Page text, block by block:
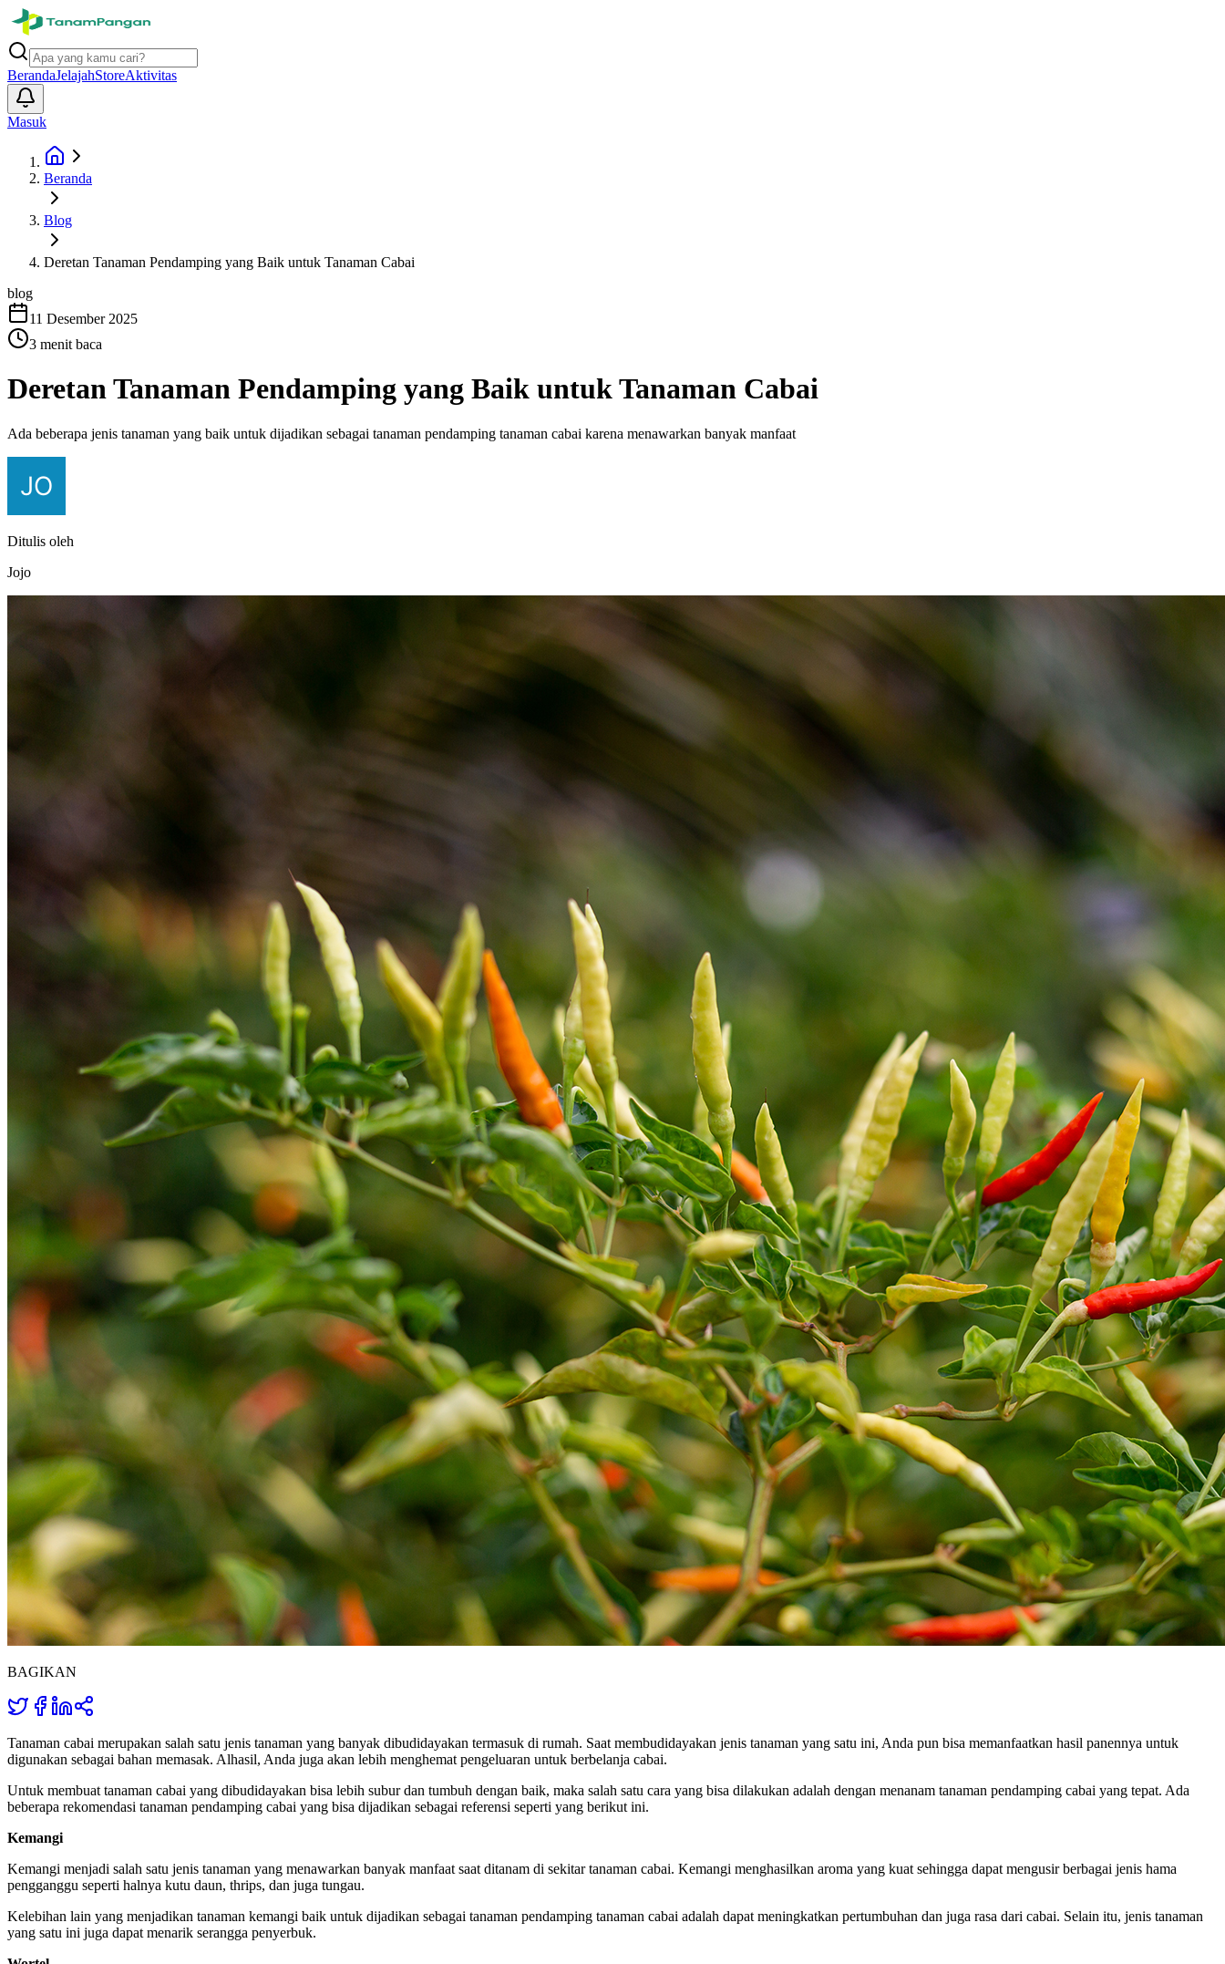
BerandaJelajahStoreAktivitas
Masuk
Beranda
Blog
Deretan Tanaman Pendamping yang Baik untuk Tanaman Cabai
blog
11 Desember 2025
3 menit baca
Deretan Tanaman Pendamping yang Baik untuk Tanaman Cabai
Ada beberapa jenis tanaman yang baik untuk dijadikan sebagai tanaman pendamping tanaman cabai karena menawarkan banyak manfaat
Ditulis oleh
Jojo
BAGIKAN
Tanaman cabai merupakan salah satu jenis tanaman yang banyak dibudidayakan termasuk di rumah. Saat membudidayakan jenis tanaman yang satu ini, Anda pun bisa memanfaatkan hasil panennya untuk
digunakan sebagai bahan memasak. Alhasil, Anda juga akan lebih menghemat pengeluaran untuk berbelanja cabai.
Untuk membuat tanaman cabai yang dibudidayakan bisa lebih subur dan tumbuh dengan baik, maka salah satu cara yang bisa dilakukan adalah dengan menanam tanaman pendamping cabai yang tepat. Ada
beberapa rekomendasi tanaman pendamping cabai yang bisa dijadikan sebagai referensi seperti yang berikut ini.
Kemangi
Kemangi menjadi salah satu jenis tanaman yang menawarkan banyak manfaat saat ditanam di sekitar tanaman cabai. Kemangi menghasilkan aroma yang kuat sehingga dapat mengusir berbagai jenis hama
pengganggu seperti halnya kutu daun, thrips, dan juga tungau.
Kelebihan lain yang menjadikan tanaman kemangi baik untuk dijadikan sebagai tanaman pendamping tanaman cabai adalah dapat meningkatkan pertumbuhan dan juga rasa dari cabai. Selain itu, jenis tanaman
yang satu ini juga dapat menarik serangga penyerbuk.